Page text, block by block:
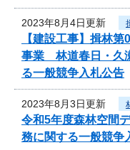
2023年8月4日更新
【建設工事】揖林
事業 林道春日・久
る一般競争入札公告
2023年8月3日更新
令和5年度森林空間
務に関する一般競争